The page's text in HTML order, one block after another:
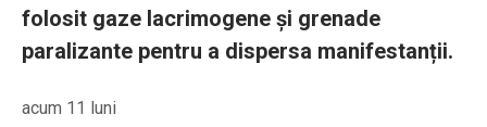
folosit gaze lacrimogene și grenade
paralizante pentru a dispersa manifestanții.
acum 11 luni